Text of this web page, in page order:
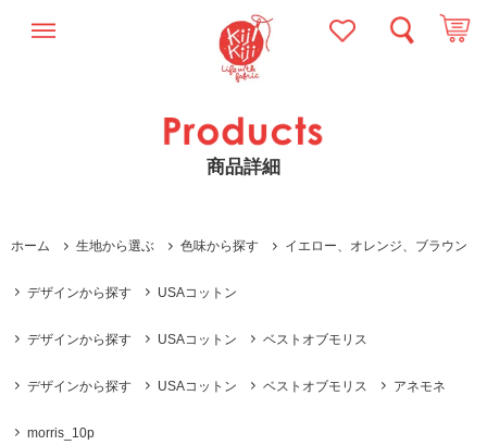
商品詳細
ホーム 生地から選ぶ 色味から探す イエロー、オレンジ、ブラウン
デザインから探す USAコットン
デザインから探す USAコットン ベストオブモリス
デザインから探す USAコットン ベストオブモリス アネモネ
morris_10p